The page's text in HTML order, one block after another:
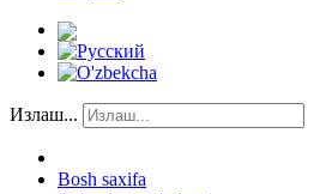
Излаш...
Bosh saxifa